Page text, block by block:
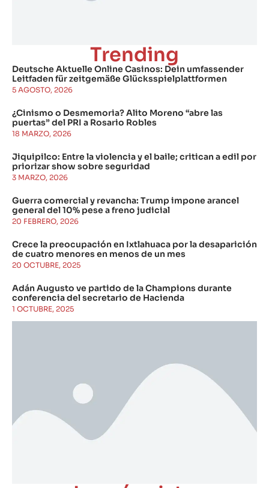
Trending
Deutsche Aktuelle Online Casinos: Dein umfassender
Leitfaden für zeitgemäße Glücksspielplattformen
5 AGOSTO, 2026
¿Cinismo o Desmemoria? Alito Moreno “abre las
puertas” del PRI a Rosario Robles
18 MARZO, 2026
Jiquipilco: Entre la violencia y el baile; critican a edil por
priorizar show sobre seguridad
3 MARZO, 2026
Guerra comercial y revancha: Trump impone arancel
general del 10% pese a freno judicial
20 FEBRERO, 2026
Crece la preocupación en Ixtlahuaca por la desaparición
de cuatro menores en menos de un mes
20 OCTUBRE, 2025
Adán Augusto ve partido de la Champions durante
conferencia del secretario de Hacienda
1 OCTUBRE, 2025